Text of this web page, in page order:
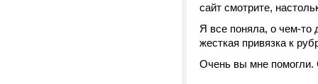
сайт смотрите,
Я все поняла, о чем-то
жесткая привязка к
Очень вы мне помогли.